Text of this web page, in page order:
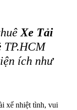
Xe Tải
TP.HCM
ích như
xế nhiệt tình, vui